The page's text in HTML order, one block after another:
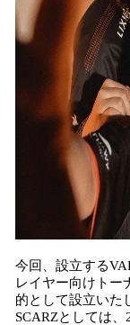
今回、設立する
レイヤー向けトー
的として設立いた
SCARZとしては